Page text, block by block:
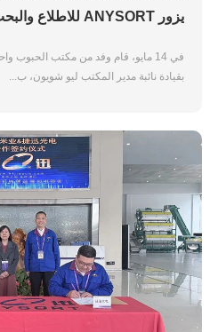
يزور ANYSORT للاطلاع والبحث
في 14 مايو، قام وفد من مكتب الحبوب
بقيادة نائبة مدير المكتب ليو شويون، ب...